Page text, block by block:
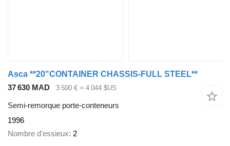
Asca **20"CONTAINER CHASSIS-FULL STEEL**
37 630 MAD
3 500 € ≈ 4 044 $US
Semi-remorque porte-conteneurs
1996
Nombre d'essieux 2